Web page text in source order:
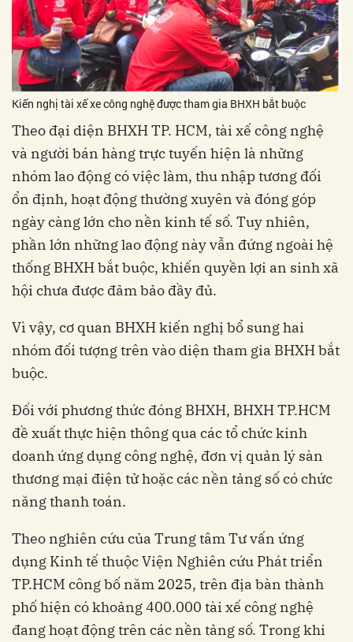
Kiến nghị tài xế xe công nghệ được tham gia BHXH bắt buộc
Theo đại diện BHXH TP. HCM, tài xế công nghệ
và người bán hàng trực tuyến hiện là những
nhóm lao động có việc làm, thu nhập tương đối
ổn định, hoạt động thường xuyên và đóng góp
ngày càng lớn cho nền kinh tế số. Tuy nhiên,
phần lớn những lao động này vẫn đứng ngoài hệ
thống BHXH bắt buộc, khiến quyền lợi an sinh xã
hội chưa được đảm bảo đầy đủ.
Vì vậy, cơ quan BHXH kiến nghị bổ sung hai
nhóm đối tượng trên vào diện tham gia BHXH bắt
buộc.
Đối với phương thức đóng BHXH, BHXH TP.HCM
đề xuất thực hiện thông qua các tổ chức kinh
doanh ứng dụng công nghệ, đơn vị quản lý sàn
thương mại điện tử hoặc các nền tảng số có chức
năng thanh toán.
Theo nghiên cứu của Trung tâm Tư vấn ứng
dụng Kinh tế thuộc Viện Nghiên cứu Phát triển
TP.HCM công bố năm 2025, trên địa bàn thành
phố hiện có khoảng 400.000 tài xế công nghệ
đang hoạt động trên các nền tảng số. Trong khi